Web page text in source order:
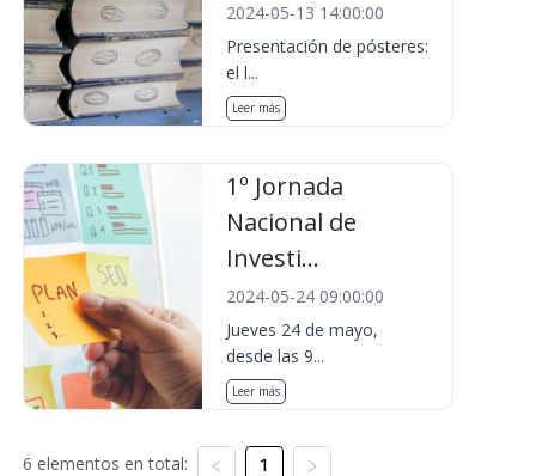
2024-05-13 14:00:00
Presentación de pósteres:
el l...
Leer más
1º Jornada
Nacional de
Investi...
2024-05-24 09:00:00
Jueves 24 de mayo,
desde las 9...
Leer más
6 elementos en total: 1